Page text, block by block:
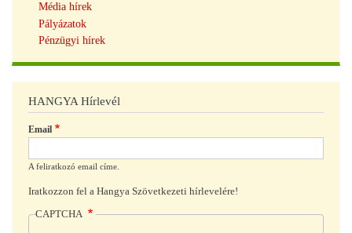
Média hírek
Pályázatok
Pénzügyi hírek
HANGYA Hírlevél
Email
A feliratkozó email címe.
Iratkozzon fel a Hangya Szövetkezeti hírlevelére!
CAPTCHA